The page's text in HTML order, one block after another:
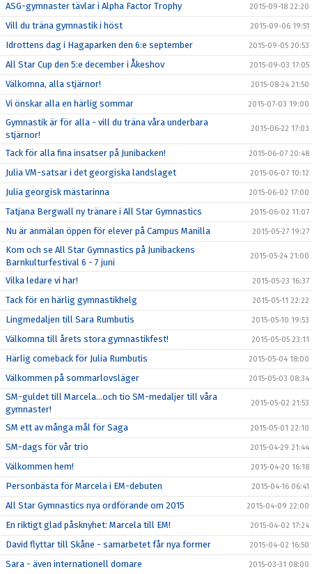
ASG-gymnaster tävlar i Alpha Factor Trophy 2015-09-18 22:20
Vill du träna gymnastik i höst 2015-09-06 19:51
Idrottens dag i Hagaparken den 6:e september 2015-09-05 20:53
All Star Cup den 5:e december i Åkeshov 2015-09-03 17:05
Välkomna, alla stjärnor! 2015-08-24 21:50
Vi önskar alla en härlig sommar 2015-07-03 19:00
Gymnastik är för alla - vill du träna våra underbara
stjärnor!
2015-06-22 17:03
Tack för alla fina insatser på Junibacken! 2015-06-07 20:48
Julia VM-satsar i det georgiska landslaget 2015-06-07 10:12
Julia georgisk mästarinna 2015-06-02 17:00
Tatjana Bergwall ny tränare i All Star Gymnastics 2015-06-02 11:07
Nu är anmälan öppen för elever på Campus Manilla 2015-05-27 19:27
Kom och se All Star Gymnastics på Junibackens
Barnkulturfestival 6 - 7 juni
2015-05-24 21:00
Vilka ledare vi har! 2015-05-23 16:37
Tack för en härlig gymnastikhelg 2015-05-11 22:22
Lingmedaljen till Sara Rumbutis 2015-05-10 19:53
Välkomna till årets stora gymnastikfest! 2015-05-05 23:11
Härlig comeback för Julia Rumbutis 2015-05-04 18:00
Välkommen på sommarlovsläger 2015-05-03 08:34
SM-guldet till Marcela...och tio SM-medaljer till våra
gymnaster!
2015-05-02 21:53
SM ett av många mål för Saga 2015-05-01 22:10
SM-dags för vår trio 2015-04-29 21:44
Välkommen hem! 2015-04-20 16:18
Personbästa för Marcela i EM-debuten 2015-04-16 06:41
All Star Gymnastics nya ordförande om 2015 2015-04-09 22:00
En riktigt glad påsknyhet: Marcela till EM! 2015-04-02 17:24
David flyttar till Skåne - samarbetet får nya former 2015-04-02 16:50
Sara - även internationell domare 2015-03-31 08:00